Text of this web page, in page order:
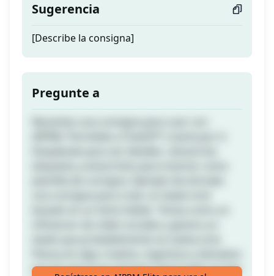
Sugerencia
[Describe la consigna]
Pregunte a
que las personas estarían interesadas en leer